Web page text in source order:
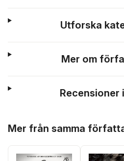
Utforska
Mer om
Recensioner
Mer från samma